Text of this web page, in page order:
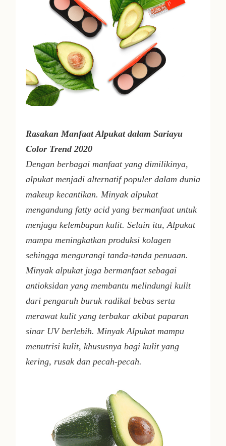
Rasakan Manfaat Alpukat dalam Sariayu
Color Trend 2020
Dengan berbagai manfaat yang dimilikinya,
alpukat menjadi alternatif populer dalam dunia
makeup kecantikan. Minyak alpukat
mengandung fatty acidyang bermanfaat untuk
menjaga kelembapan kulit. Selain itu, Alpukat
mampu meningkatkan produksi kolagen
sehingga mengurangi tanda-tanda penuaan.
Minyak alpukat juga bermanfaat sebagai
antioksidan yang membantu melindungi kulit
dari pengaruh buruk radikal bebas serta
merawat kulit yang terbakar akibat paparan
sinar UV berlebih. Minyak Alpukat mampu
menutrisi kulit, khususnya bagi kulit yang
kering, rusak dan pecah-pecah.